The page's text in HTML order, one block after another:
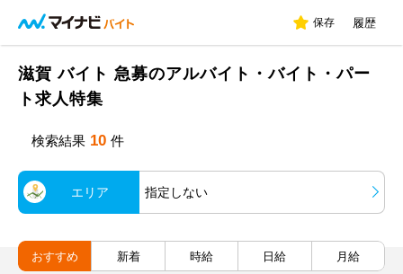
保存 履歴
滋賀 バイト 急募のアルバイト・バイト・パー
ト求人特集
検索結果 10 件
エリア 指定しない
おすすめ 新着 時給 日給 月給